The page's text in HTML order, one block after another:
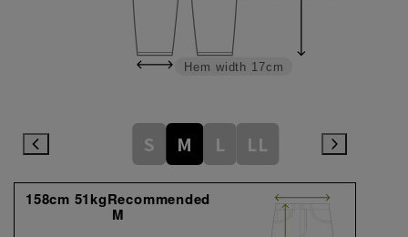
Hem width 17cm
S M L LL
158cm 51kgRecommended
M